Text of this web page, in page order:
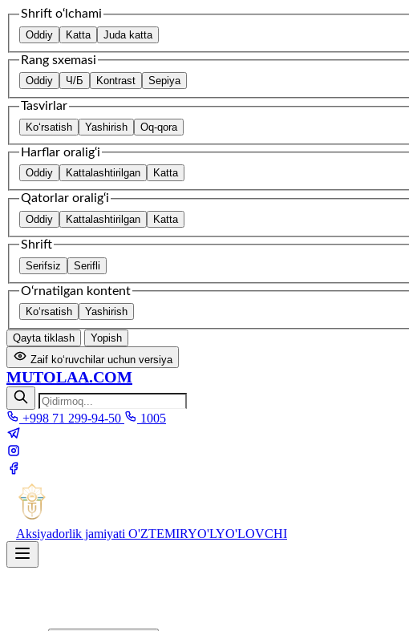
Shrift o‘lchami
Oddiy Katta Juda katta
Rang sxemasi
Oddiy Ч/Б Kontrast Sepiya
Tasvirlar
Ko‘rsatish Yashirish Oq-qora
Harflar oralig‘i
Oddiy Kattalashtirilgan Katta
Qatorlar oralig‘i
Oddiy Kattalashtirilgan Katta
Shrift
Serifsiz Serifli
O‘rnatilgan kontent
Ko‘rsatish Yashirish
Qayta tiklash
Yopish
Zaif ko‘ruvchilar uchun versiya
MUTOLAA.COM
+998 71 299-94-50 1005
Aksiyadorlik jamiyati O'ZTEMIRYO'LYO'LOVCHI